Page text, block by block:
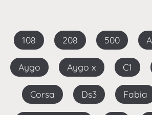
108 208 500
Aygo Aygo x C1
Corsa Ds3 Fabia